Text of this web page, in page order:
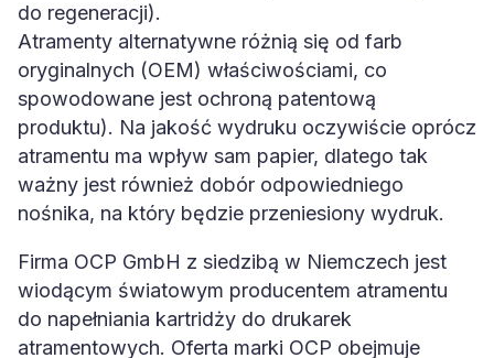
do regeneracji).
Atramenty alternatywne różnią się od farb
oryginalnych (OEM) właściwościami, co
spowodowane jest ochroną patentową
produktu). Na jakość wydruku oczywiście oprócz
atramentu ma wpływ sam papier, dlatego tak
ważny jest również dobór odpowiedniego
nośnika, na który będzie przeniesiony wydruk.
Firma OCP GmbH z siedzibą w Niemczech jest
wiodącym światowym producentem atramentu
do napełniania kartridży do drukarek
atramentowych. Oferta marki OCP obejmuje